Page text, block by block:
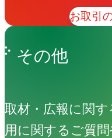
お取引
その他
取材・広報に関
用に関するご質